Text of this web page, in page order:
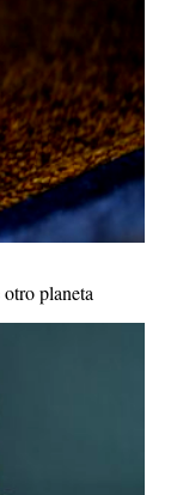
otro planeta